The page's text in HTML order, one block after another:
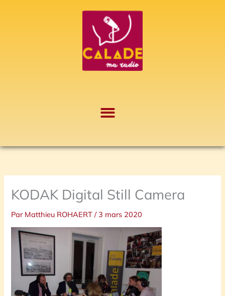
KODAK Digital Still Camera
Par Matthieu ROHAERT/ 3 mars 2020